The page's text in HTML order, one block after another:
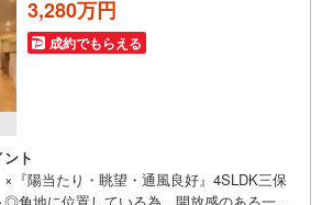
3,280万円
成約でもらえる
ト
×『陽当たり・眺望・通風良好』4SLDK三保